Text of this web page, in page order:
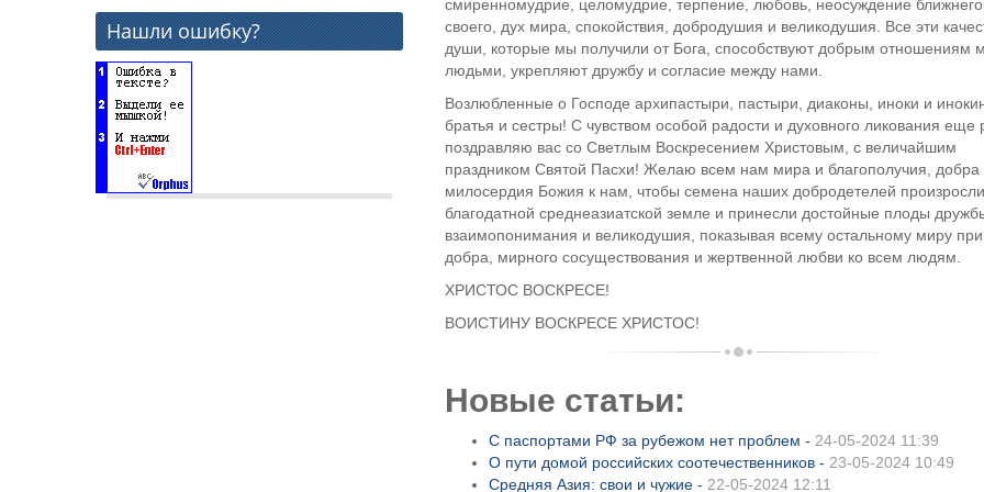
смиренномудрие, целомудрие, терпение, любовь, неосуждение ближнего
своего, дух мира, спокойствия, добродушия и великодушия. Все эти
души, которые мы получили от Бога, способствуют добрым отношениям
людьми, укрепляют дружбу и согласие между нами.
Возлюбленные о Господе архипастыри, пастыри, диаконы, иноки и
братья и сестры! С чувством особой радости и духовного ликования еще
поздравляю вас со Светлым Воскресением Христовым, с величайшим
праздником Святой Пасхи! Желаю всем нам мира и благополучия, добра
милосердия Божия к нам, чтобы семена наших добродетелей
благодатной среднеазиатской земле и принесли достойные плоды
взаимопонимания и великодушия, показывая всему остальному миру
добра, мирного сосуществования и жертвенной любви ко всем людям.
ХРИСТОС ВОСКРЕСЕ!
ВОИСТИНУ ВОСКРЕСЕ ХРИСТОС!
Новые статьи:
С паспортами РФ за рубежом нет проблем - 24-05-2024 11:39
О пути домой российских соотечественников - 23-05-2024 10:49
Средняя Азия: свои и чужие - 22-05-2024 12:11
Нашли ошибку?